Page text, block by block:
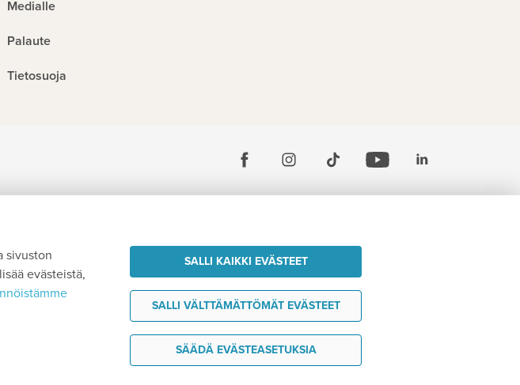
Medialle
Palaute
Tietosuoja
sivuston
evästeistä,
SALLI KAIKKI EVÄSTEET
SALLI VÄLTTÄMÄTTÖMÄT EVÄSTEET
SÄÄDÄ EVÄSTEASETUKSIA